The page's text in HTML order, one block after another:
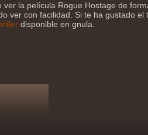
la película Rogue Hostage de
ver con facilidad. Si te ha gustado el
disponible en gnula.